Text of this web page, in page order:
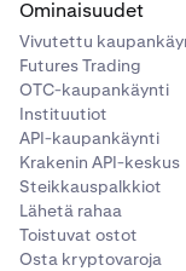
Ominaisuudet
Vivutettu
Futures Trading
OTC-kaupankäynti
Instituutiot
API-kaupankäynti
Krakenin API-keskus
Steikkauspalkkiot
Lähetä rahaa
Toistuvat ostot
Osta kryptovaroja